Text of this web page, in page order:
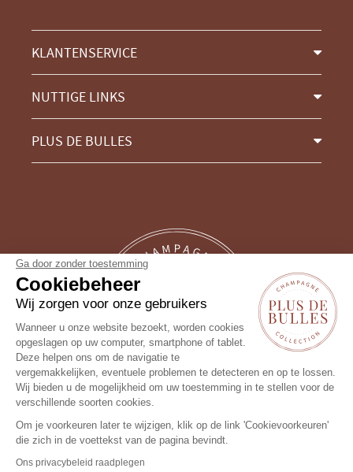
KLANTENSERVICE
NUTTIGE LINKS
PLUS DE BULLES
Volg ons !
Ga door zonder toestemming
Cookiebeheer
Wij zorgen voor onze gebruikers
Wanneer u onze website bezoekt, worden cookies
opgeslagen op uw computer, smartphone of tablet.
Deze helpen ons om de navigatie te
vergemakkelijken, eventuele problemen te detecteren en op te lossen.
Wij bieden u de mogelijkheid om uw toestemming in te stellen voor de
verschillende soorten cookies.
Om je voorkeuren later te wijzigen, klik op de link 'Cookievoorkeuren'
die zich in de voettekst van de pagina bevindt.
Ons privacybeleid raadplegen